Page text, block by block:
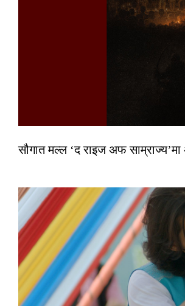
सौगात मल्ल ‘द राइज अफ